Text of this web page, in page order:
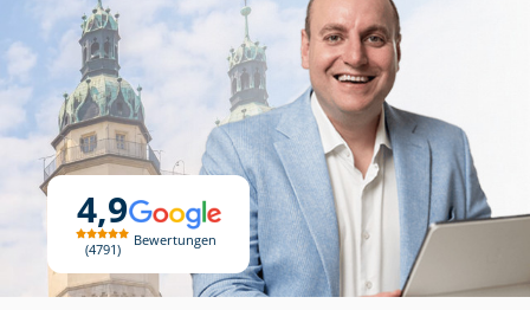
4,9
4791
Bewertungen